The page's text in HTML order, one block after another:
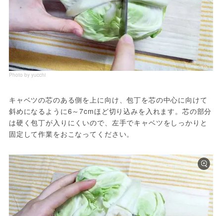
Photo by yucchi
キャベツの芯のある側を上に向け、包丁を芯の中心に向けて
斜めになるように6～7cmほど切り込みを入れます。芯の部分
は硬く包丁が入りにくいので、左手でキャベツをしっかりと
固定して作業をおこなってください。